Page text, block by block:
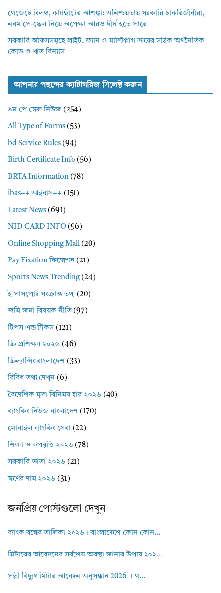
গেজেটে বিলম্ব, কাটছাঁটের আশঙ্কা: অনিশ্চয়তায় সরকারি চাকরিজীবীরা,
নবম পে-স্কেল নিয়ে অপেক্ষা আরও দীর্ঘ হতে পারে
সরকারি অফিসসমূহে লাইট, ফ্যান ও মাল্টিপ্লাগ ক্রয়ের সঠিক অর্থনৈতিক
কোড ও খাত বিন্যাস
আপনার পছন্দের ক্যাটাগরিজ সিলেক্ট করুন
৯ম পে স্কেল নিউজ (254)
All Type of Forms (53)
bd Service Rules (94)
Birth Certificate Info (56)
BRTA Information (78)
ibas++ আইবাস++ (151)
Latest News (691)
NID CARD INFO (96)
Online Shopping Mall (20)
Pay Fixation ফিক্সেশন (21)
Sports News Trending(24)
ই পাসপোর্ট সংক্রান্ত তথ্য (20)
জমি জমা বিষয়ক নীতি (97)
টিপস এন্ড ট্রিকস (121)
ফ্রি প্রশিক্ষণ ২০২৬ (46)
ফ্রিল্যান্সিং বাংলাদেশ (33)
বিবিধ তথ্য দেখুন (6)
বৈদেশিক মুদ্রা বিনিময় হার ২০২৬ (40)
ব্যাংকিং নিউজ বাংলাদেশ (170)
মোবাইল ব্যাংকিং সেবা (22)
শিক্ষা ও উপবৃত্তি ২০২৬ (78)
সরকারি ভাতা ২০২৬ (21)
স্বর্ণের দাম ২০২৬ (31)
জনপ্রিয় পোস্টগুলো দেখুন
ব্যাংক বন্ধের তালিকা ২০২৬। বাংলাদেশে কোন কোন...
মিটারের আবেদনের সর্বশেষ অবস্থা জানার উপায় ২০২...
পল্লী বিদ্যুৎ মিটার আবেদন অনুসন্ধান 2026 । গ্...